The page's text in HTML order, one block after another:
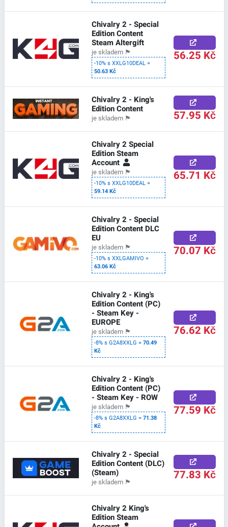
Chivalry 2 - Special
Edition Content
Steam Altergift
je skladem 🏴
-10% s XXLG10DEAL =
50.63 Kč
56.25 Kč
Chivalry 2 - King's
Edition Content
je skladem 🏴 57.95 Kč
Chivalry 2 Special
Edition Steam
Account
je skladem 🏴
-10% s XXLG10DEAL =
59.14 Kč
65.71 Kč
Chivalry 2 - Special
Edition Content DLC
EU
je skladem 🏴
-10% s XXLGAMIVO =
63.06 Kč
70.07 Kč
Chivalry 2 - King's
Edition Content (PC)
- Steam Key -
EUROPE
je skladem 🏴
-8% s G2A8XXLG =70.49
Kč
76.62 Kč
Chivalry 2 - King's
Edition Content (PC)
- Steam Key - ROW
je skladem 🏴
-8% s G2A8XXLG =71.38
Kč
77.59 Kč
Chivalry 2 - Special
Edition Content (DLC)
(Steam)
je skladem 🏴 77.83 Kč
Chivalry 2 King's
Edition Steam